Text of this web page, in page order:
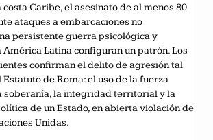
Caribe, el asesinato de al menos 80
ataques a embarcaciones no
persistente guerra psicológica y
Latina configuran un patrón. Los
confirman el delito de agresión tal
de Roma: el uso de la fuerza
soberanía, la integridad territorial y la
de un Estado, en abierta violación de
Unidas.